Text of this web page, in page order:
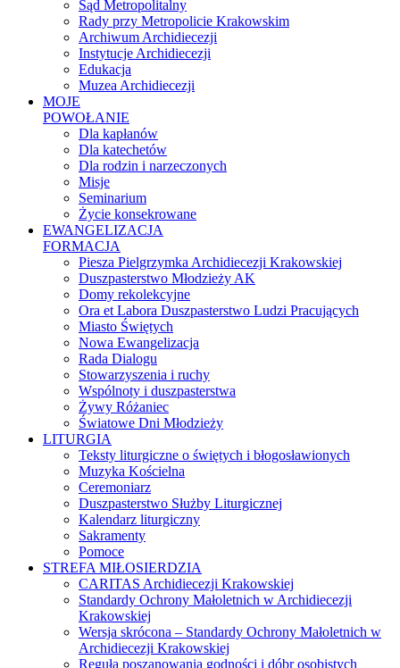
Sąd Metropolitalny
Rady przy Metropolicie Krakowskim
Archiwum Archidiecezji
Instytucje Archidiecezji
Edukacja
Muzea Archidiecezji
MOJE
POWOŁANIE
Dla kapłanów
Dla katechetów
Dla rodzin i narzeczonych
Misje
Seminarium
Życie konsekrowane
EWANGELIZACJA
FORMACJA
Piesza Pielgrzymka Archidiecezji Krakowskiej
Duszpasterstwo Młodzieży AK
Domy rekolekcyjne
Ora et Labora Duszpasterstwo Ludzi Pracujących
Miasto Świętych
Nowa Ewangelizacja
Rada Dialogu
Stowarzyszenia i ruchy
Wspólnoty i duszpasterstwa
Żywy Różaniec
Światowe Dni Młodzieży
LITURGIA
Teksty liturgiczne o świętych i błogosławionych
Muzyka Kościelna
Ceremoniarz
Duszpasterstwo Służby Liturgicznej
Kalendarz liturgiczny
Sakramenty
Pomoce
STREFA MIŁOSIERDZIA
CARITAS Archidiecezji Krakowskiej
Standardy Ochrony Małoletnich w Archidiecezji
Krakowskiej
Wersja skrócona – Standardy Ochrony Małoletnich w
Archidiecezji Krakowskiej
Reguła poszanowania godności i dóbr osobistych